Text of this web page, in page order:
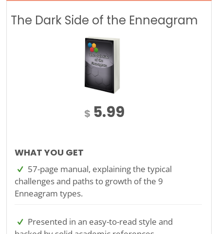
The Dark Side of the Enneagram
$ 5.99
WHAT YOU GET
57-page manual, explaining the typical
challenges and paths to growth of the 9
Enneagram types.
Presented in an easy-to-read style and